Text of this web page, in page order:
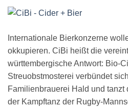
Internationale Bierkonzerne
okkupieren. CiBi heißt die
württembergische Antwort: Bio-
Streuobstmosterei verbündet
Familienbrauerei Hald und
der Kampftanz der Rugby-